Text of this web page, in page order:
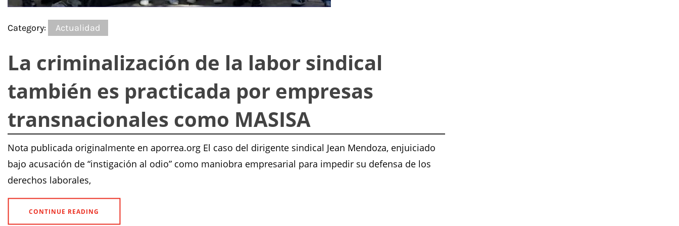
Category: Actualidad
La criminalización de la labor sindical
también es practicada por empresas
transnacionales como MASISA
Nota publicada originalmente en aporrea.org El caso del dirigente sindical Jean Mendoza, enjuiciado
bajo acusación de “instigación al odio” como maniobra empresarial para impedir su defensa de los
derechos laborales,
CONTINUE READING